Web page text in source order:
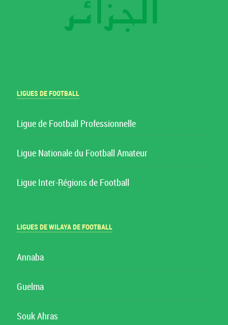
LIGUES DE FOOTBALL
Ligue de Football Professionnelle
Ligue Nationale du Football Amateur
Ligue Inter-Régions de Football
LIGUES DE WILAYA DE FOOTBALL
Annaba
Guelma
Souk Ahras